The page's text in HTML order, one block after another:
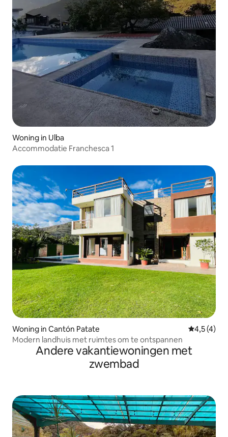
Woning in Ulba
Accommodatie Franchesca 1
Woning in Cantón Patate
4,5 (4)
Modern landhuis met ruimtes om te ontspannen
Andere vakantiewoningen met
zwembad